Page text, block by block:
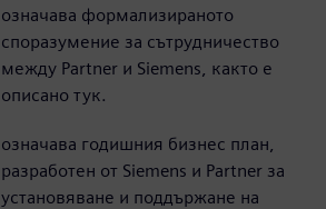
означава формализираното
споразумение за сътрудничество
между Partner и Siemens, както е
описано тук.
означава годишния бизнес план,
разработен от Siemens и Partner за
установяване и поддържане на